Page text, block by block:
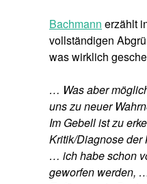
Bachmann erzählt
vollständigen
was wirklich
… Was aber
uns zu neuer
Im Gebell ist zu
Kritik/Diagnose der
… ich habe schon
geworfen werden,